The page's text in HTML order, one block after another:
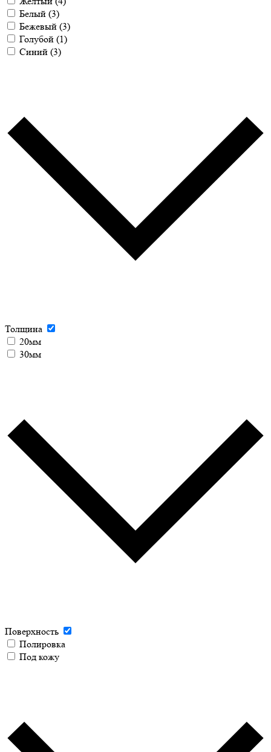
Белый (3)
Бежевый (3)
Голубой (1)
Синий (3)
Толщина
20мм
30мм
Поверхность
Полировка
Под кожу